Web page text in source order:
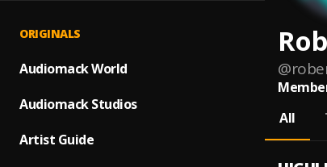
ORIGINALS
Audiomack World
Audiomack Studios
Artist Guide
@
All